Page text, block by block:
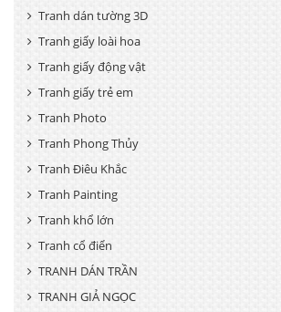
Tranh dán tường 3D
Tranh giấy loài hoa
Tranh giấy động vật
Tranh giấy trẻ em
Tranh Photo
Tranh Phong Thủy
Tranh Điêu Khắc
Tranh Painting
Tranh khổ lớn
Tranh cổ điển
TRANH DÁN TRẦN
TRANH GIẢ NGỌC